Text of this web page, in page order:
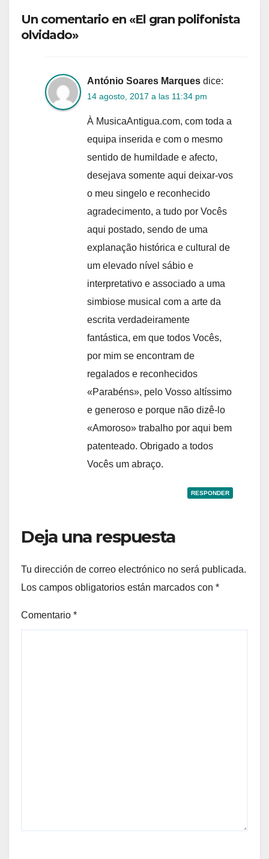
Un comentario en «El gran polifonista
olvidado»
António Soares Marques dice:
14 agosto, 2017 a las 11:34 pm
À MusicaAntigua.com, com toda a
equipa inserida e com o mesmo
sentido de humildade e afecto,
desejava somente aqui deixar-vos
o meu singelo e reconhecido
agradecimento, a tudo por Vocês
aqui postado, sendo de uma
explanação histórica e cultural de
um elevado nível sábio e
interpretativo e associado a uma
simbiose musical com a arte da
escrita verdadeiramente
fantástica, em que todos Vocês,
por mim se encontram de
regalados e reconhecidos
«Parabéns», pelo Vosso altíssimo
e generoso e porque não dizê-lo
«Amoroso» trabalho por aqui bem
patenteado. Obrigado a todos
Vocês um abraço.
RESPONDER
Deja una respuesta
Tu dirección de correo electrónico no será publicada.
Los campos obligatorios están marcados con *
Comentario *